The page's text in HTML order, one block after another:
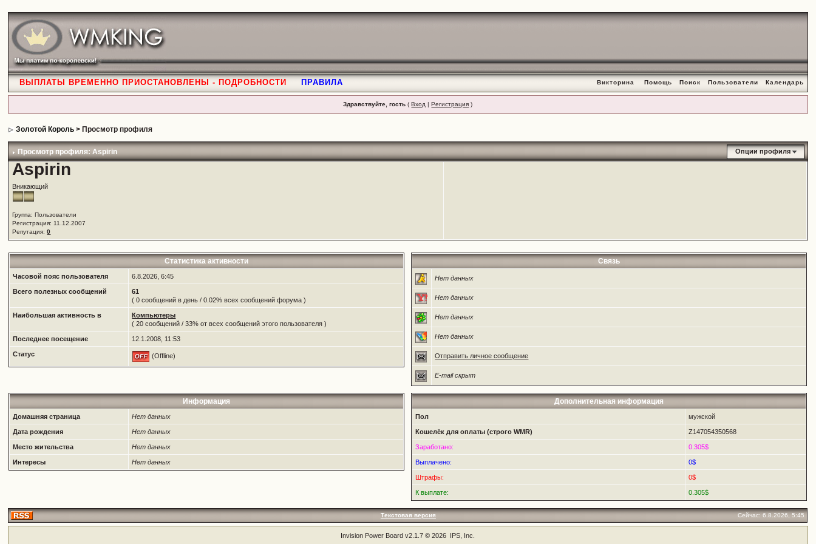
ВЫПЛАТЫ ВРЕМЕННО ПРИОСТАНОВЛЕНЫ - ПОДРОБНОСТИ ПРАВИЛА Викторина Помощь Поиск Пользователи Календарь
Здравствуйте, гость (Вход |Регистрация )
Золотой Король > Просмотр профиля
Просмотр профиля: Aspirin Опции профиля
Aspirin
Вникающий
Группа: Пользователи
Регистрация: 11.12.2007
Репутация:0
Статистика активности
Часовой пояс пользователя 6.8.2026, 6:45
Всего полезных сообщений
61
( 0 сообщений в день / 0.02% всех сообщений форума )
Наибольшая активность в
Компьютеры
( 20 сообщений / 33% от всех сообщений этого пользователя )
Последнее посещение 12.1.2008, 11:53
Статус (Offline)
Связь
Нет данных
Нет данных
Нет данных
Нет данных
Отправить личное сообщение
E-mail скрыт
Информация
Домашняя страница Нет данных
Дата рождения Нет данных
Место жительства Нет данных
Интересы Нет данных
Дополнительная информация
Пол мужской
Кошелёк для оплаты (строго WMR) Z147054350568
Заработано: 0.305$
Выплачено: 0$
Штрафы: 0$
К выплате: 0.305$
Текстовая версия Сейчас: 6.8.2026, 5:45
Invision Power Board v2.1.7 © 2026 IPS, Inc.